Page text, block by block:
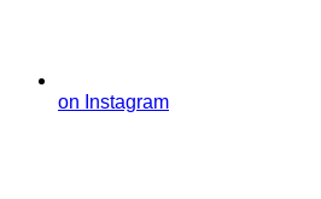
on Instagram